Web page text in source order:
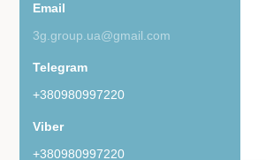
3g.group.ua@gmail.com
+380980997220
+380980997220